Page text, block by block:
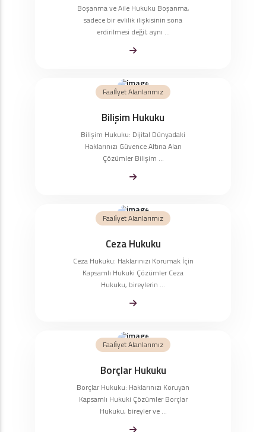
Boşanma ve Aile Hukuku Boşanma,
sadece bir evlilik ilişkisinin sona
erdirilmesi değil; aynı ...
Faali̇yet Alanlarımız
Bilişim Hukuku
Bilişim Hukuku: Dijital Dünyadaki
Haklarınızı Güvence Altına Alan
Çözümler Bilişim ...
Faali̇yet Alanlarımız
Ceza Hukuku
Ceza Hukuku: Haklarınızı Korumak İçin
Kapsamlı Hukuki Çözümler Ceza
Hukuku, bireylerin ...
Faali̇yet Alanlarımız
Borçlar Hukuku
Borçlar Hukuku: Haklarınızı Koruyan
Kapsamlı Hukuki Çözümler Borçlar
Hukuku, bireyler ve ...